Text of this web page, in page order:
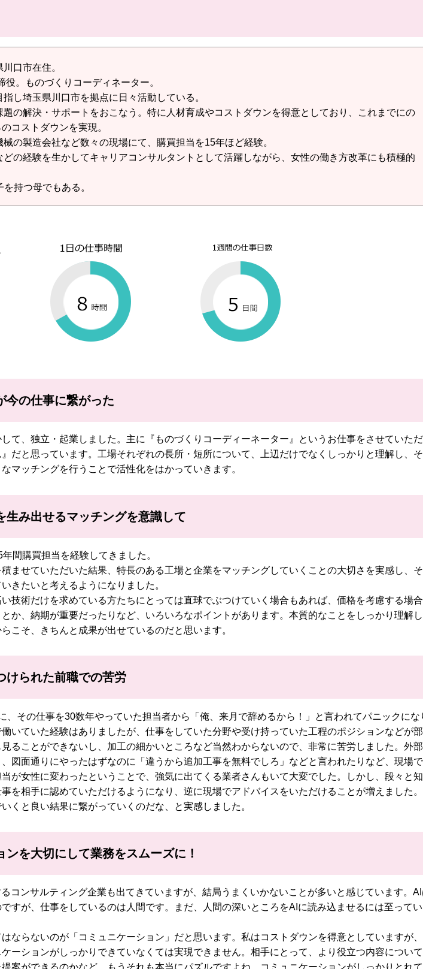
口市在住。
。ものづくりコーディネーター。
指し埼玉県川口市を拠点に日々活動している。
の解決・サポートをおこなう。特に人材育成やコストダウンを得意としており、これまでにの
コストダウンを実現。
の製造会社など数々の現場にて、購買担当を15年ほど経験。
の経験を生かしてキャリアコンサルタントとして活躍しながら、女性の働き方改革にも積極的
持つ母でもある。
今の仕事に繋がった
て、独立・起業しました。主に『ものづくりコーディーネーター』というお仕事をさせていた
だと思っています。工場それぞれの長所・短所について、上辺だけでなくしっかりと理解し、
マッチングを行うことで活性化をはかっていきます。
生み出せるマッチングを意識して
間購買担当を経験してきました。
ませていただいた結果、特長のある工場と企業をマッチングしていくことの大切さを実感し、
きたいと考えるようになりました。
技術だけを求めている方たちにとっては直球でぶつけていく場合もあれば、価格を考慮する場
か、納期が重要だったりなど、いろいろなポイントがあります。本質的なことをしっかり理解
こそ、きちんと成果が出せているのだと思います。
けられた前職での苦労
、その仕事を30数年やっていた担当者から「俺、来月で辞めるから！」と言われてパニックにな
いていた経験はありましたが、仕事をしていた分野や受け持っていた工程のポジションなどが
ることができないし、加工の細かいところなど当然わからないので、非常に苦労しました。外
図面通りにやったはずなのに「違うから追加工事を無料でしろ」などと言われたりなど、現場
が女性に変わったということで、強気に出てくる業者さんもいて大変でした。しかし、段々と
を相手に認めていただけるようになり、逆に現場でアドバイスをいただけることが増えました
くと良い結果に繋がっていくのだな、と実感しました。
ンを大切にして業務をスムーズに！
コンサルティング企業も出てきていますが、結局うまくいかないことが多いと感じています。
すが、仕事をしているのは人間です。まだ、人間の深いところをAIに読み込ませるには至って
ならないのが「コミュニケーション」だと思います。私はコストダウンを得意としていますが
ーションがしっかりできていなくては実現できません。相手にとって、より役立つ内容につい